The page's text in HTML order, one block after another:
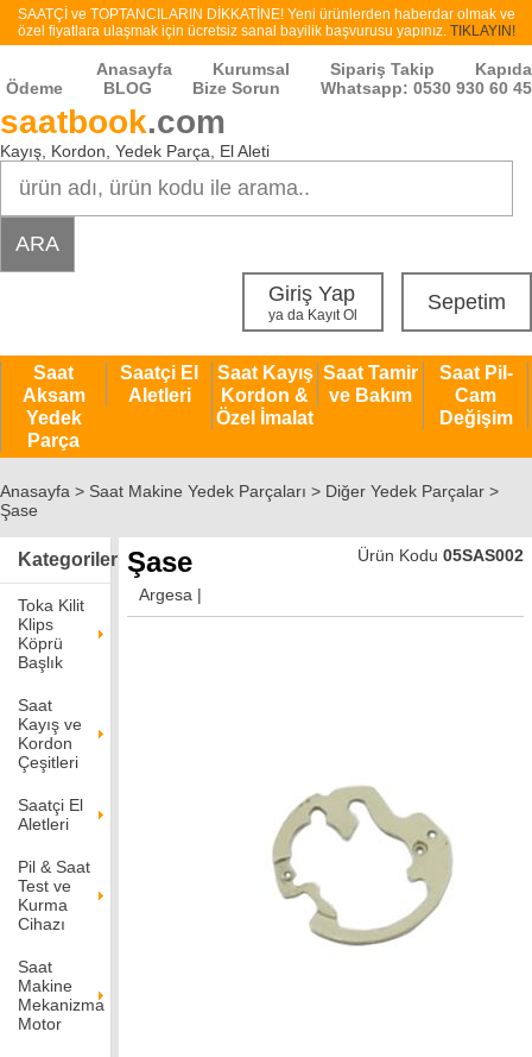
SAATÇİ ve TOPTANCILARIN DİKKATİNE! Yeni ürünlerden haberdar olmak ve
özel fiyatlara ulaşmak için ücretsiz sanal bayilik başvurusu yapınız. TIKLAYIN!
Anasayfa Kurumsal Sipariş Takip
Kapıda
Ödeme
BLOG Bize Sorun Whatsapp: 0530 930 60 45
saatbook.com
Kayış, Kordon, Yedek Parça, El Aleti
Giriş Yap
ya da Kayıt Ol
Sepetim
Saat
Aksam
Yedek
Parça
Saatçi El
Aletleri
Saat Kayış
Kordon &
Özel İmalat
Saat Tamir
ve Bakım
Saat Pil-
Cam
Değişim
Anasayfa > Saat Makine Yedek Parçaları > Diğer Yedek Parçalar >
Şase
Kategoriler
Toka Kilit
Klips
Köprü
Başlık
Saat
Kayış ve
Kordon
Çeşitleri
Saatçi El
Aletleri
Pil & Saat
Test ve
Kurma
Cihazı
Saat
Makine
Mekanizma
Motor
Şase Ürün Kodu05SAS002
Argesa |